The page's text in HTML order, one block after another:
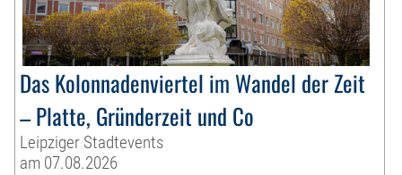
Das Kolonnadenviertel im Wandel der Zeit
– Platte, Gründerzeit und Co
Leipziger Stadtevents
am 07.08.2026